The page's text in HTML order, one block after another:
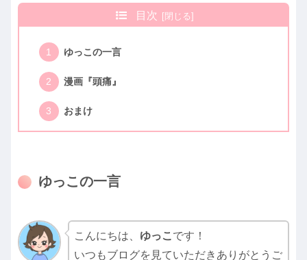
目次
ゆっこの一言
漫画『頭痛』
おまけ
ゆっこの一言
こんにちは、 ゆっこ です！
いつもブログを見ていただきありがとうご